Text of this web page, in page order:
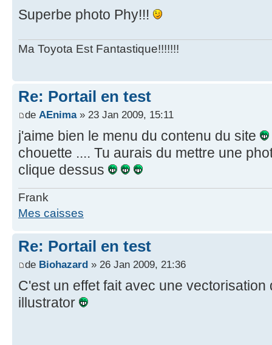
Superbe photo Phy!!!
Ma Toyota Est Fantastique!!!!!!!
Re: Portail en test
de AEnima» 23 Jan 2009, 15:11
j'aime bien le menu du contenu du site
chouette .... Tu aurais du mettre une
clique dessus
Frank
Mes caisses
Re: Portail en test
de Biohazard » 26 Jan 2009, 21:36
C'est un effet fait avec une
illustrator